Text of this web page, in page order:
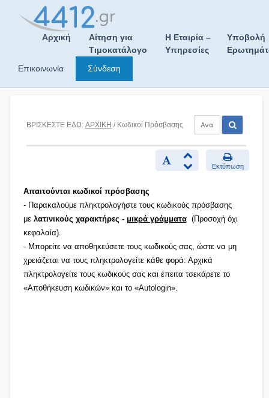
Αρχική
Αίτηση για
Τιμοκατάλογο
Η Εταιρία –
Υπηρεσίες
Υποβολή
Επικοινωνία
Σύνδεση
ΒΡΙΣΚΕΣΤΕ ΕΔΩ: ΑΡΧΙΚΗ / Κωδικοί Πρόσβασης
Εκτύπωση
Απαιτούνται κωδικοί πρόσβασης
- Παρακαλούμε πληκτρολογήστε τους κωδικούς πρόσβασης
με λατινικούς χαρακτήρες - μικρά γράμματα(Προσοχή όχι
κεφαλαία).
- Μπορείτε να αποθηκεύσετε τους κωδικούς σας, ώστε να μη
χρειάζεται να τους πληκτρολογείτε κάθε φορά: Αρχικά
πληκτρολογείτε τους κωδικούς σας και έπειτα τσεκάρετε το
«Αποθήκευση κωδικών» και το «Autologin».